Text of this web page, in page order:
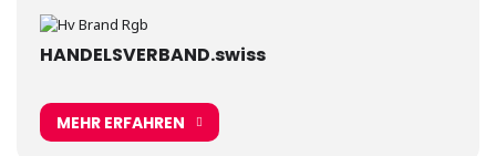
HANDELSVERBAND.swiss
MEHR ERFAHREN